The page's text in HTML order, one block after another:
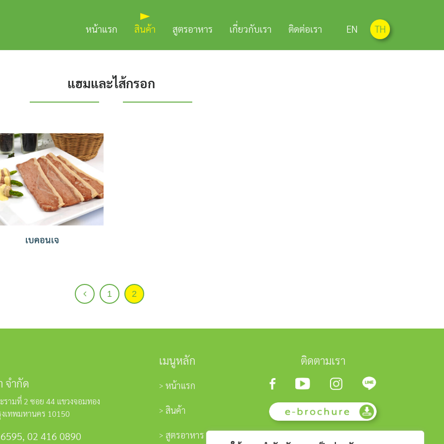
หน้าแรก สินค้า สูตรอาหาร เกี่ยวกับเรา ติดต่อเรา EN TH
แฮมและไส้กรอก
เบคอนเจ
1 2
จำกัด
รามที่ 2 ซอย 44 แขวงจอมทอง
เทพมหานคร 10150
, 02 416 0890
เมนูหลัก
หน้าแรก
สินค้า
สูตรอาหาร
ติดตามเรา